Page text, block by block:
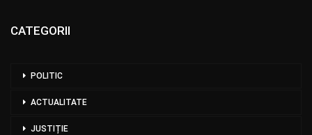
CATEGORII
POLITIC
ACTUALITATE
JUSTIȚIE